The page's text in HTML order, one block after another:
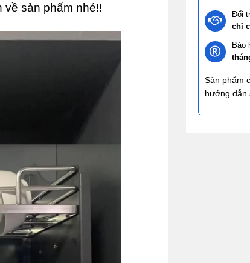
về sản phẩm nhé!!
Đổi
chỉ
Bảo
Sản phẩm
hướng dẫn